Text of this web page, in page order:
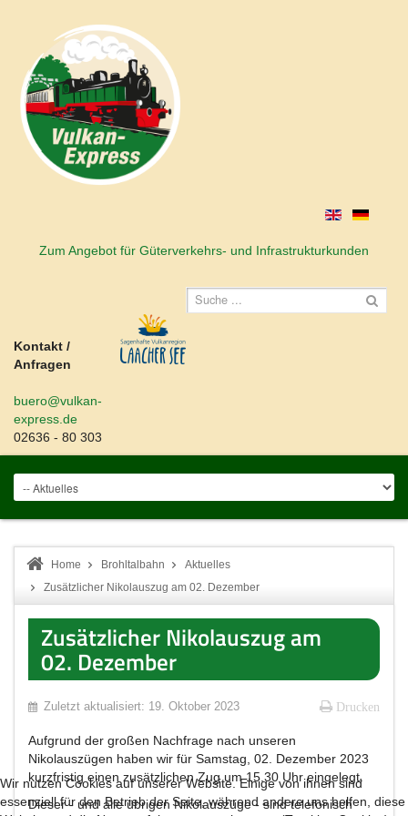
Zum Angebot für Güterverkehrs- und Infrastrukturkunden
Kontakt /
Anfragen
buero@vulkan-
express.de
02636 - 80 303
Home Brohltalbahn
Aktuelles
Zusätzlicher Nikolauszug am 02. Dezember
Zusätzlicher Nikolauszug am
02. Dezember
Drucken
Zuletzt aktualisiert: 19. Oktober 2023
Aufgrund der großen Nachfrage nach unseren
Nikolauszügen haben wir für Samstag, 02. Dezember 2023
kurzfristig einen zusätzlichen Zug um 15.30 Uhr eingelegt.
Dieser - und alle übrigen Nikolauszüge - sind telefonisch
Wir nutzen Cookies auf unserer Website. Einige von ihnen sind
essenziell für den Betrieb der Seite, während andere uns helfen, diese